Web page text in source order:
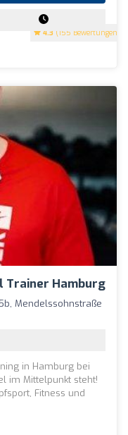
4.3 (155 Bewertungen)
Trainer Hamburg
Mendelssohnstraße
in Hamburg bei
im Mittelpunkt steht!
Fitness und